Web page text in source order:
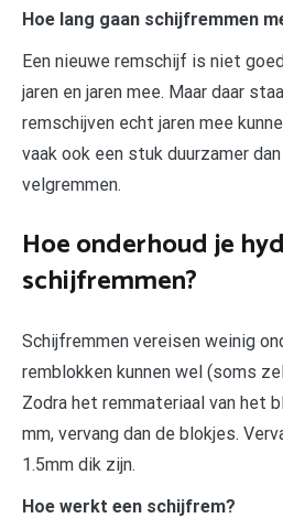
Hoe lang gaan schijfremmen
Een nieuwe remschijf is niet
jaren en jaren mee. Maar daar
remschijven echt jaren mee
vaak ook een stuk duurzamer
velgremmen.
Hoe onderhoud je
schijfremmen?
Schijfremmen vereisen weinig
remblokken kunnen wel (soms
Zodra het remmateriaal van het
mm, vervang dan de blokjes.
1.5mm dik zijn.
Hoe werkt een schijfrem?